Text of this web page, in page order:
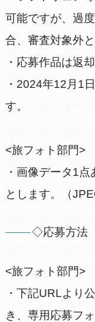
可能ですが、過
合、審査対象外と
・応募作品は返
・2024年12月1
す。
<旅フォト部門>
・画像データ1
とします。（
◇応募方法
<旅フォト部門>
・下記URLより
き、専用応募フ